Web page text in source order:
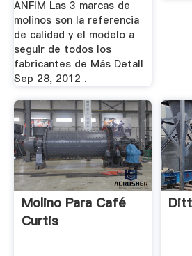
ANFIM Las 3 marcas de
molinos son la referencia
de calidad y el modelo a
seguir de todos los
fabricantes de Más Detall
Sep 28, 2012 .
Molino Para Café
Curtis